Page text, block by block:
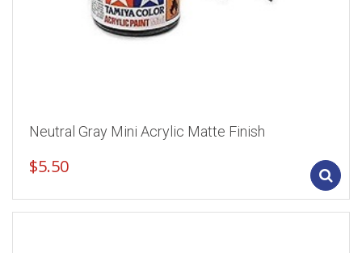
Neutral Gray Mini Acrylic Matte Finish
$5.50